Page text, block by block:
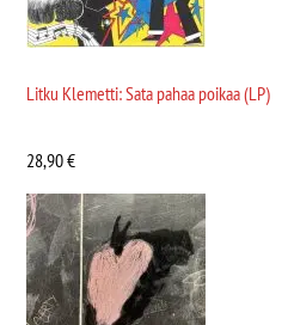
Litku Klemetti: Sata pahaa poikaa (LP)
28,90€